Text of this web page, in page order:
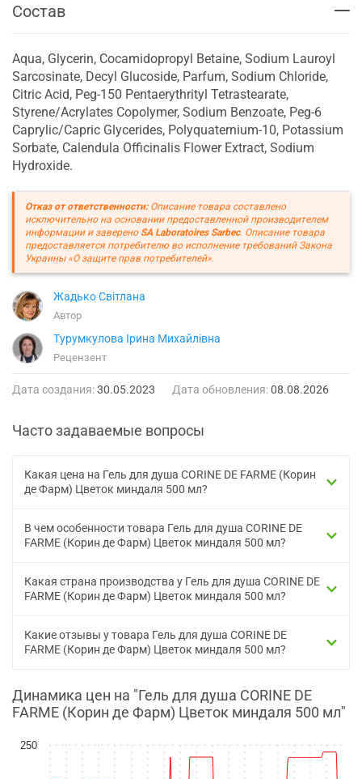
Состав
Aqua, Glycerin, Cocamidopropyl Betaine, Sodium Lauroyl
Sarcosinate, Decyl Glucoside, Parfum, Sodium Chloride,
Citric Acid, Peg-150 Pentaerythrityl Tetrastearate,
Styrene/Acrylates Copolymer, Sodium Benzoate, Peg-6
Caprylic/Capric Glycerides, Polyquaternium-10, Potassium
Sorbate, Calendula Officinalis Flower Extract, Sodium
Hydroxide.
Отказ от ответственности:Описание товара составлено
исключительно на основании предоставленной производителем
информации и заверено SA Laboratoires Sarbec. Описание товара
предоставляется потребителю во исполнение требований Закона
Украины «О защите прав потребителей».
Жадько Світлана
Автор
Турумкулова Ірина Михайлівна
Рецензент
Дата создания:30.05.2023 Дата обновления:08.08.2026
Часто задаваемые вопросы
Какая цена на Гель для душа CORINE DE FARME (Корин
де Фарм) Цветок миндаля 500 мл?
В чем особенности товара Гель для душа CORINE DE
FARME (Корин де Фарм) Цветок миндаля 500 мл?
Какая страна производства у Гель для душа CORINE DE
FARME (Корин де Фарм) Цветок миндаля 500 мл?
Какие отзывы у товара Гель для душа CORINE DE
FARME (Корин де Фарм) Цветок миндаля 500 мл?
Динамика цен на "Гель для душа CORINE DE
FARME (Корин де Фарм) Цветок миндаля 500 мл"
250